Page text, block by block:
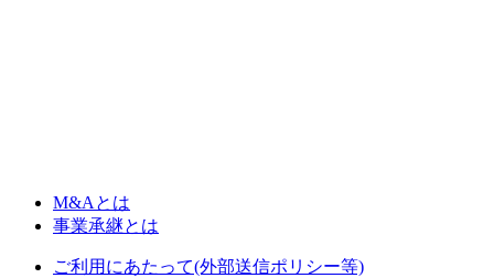
M&Aとは
事業承継とは
ご利用にあたって(外部送信ポリシー等)